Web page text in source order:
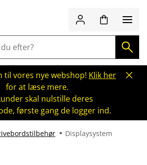
til vores nye webshop! Klik her
for at læse mere.
skal nulstille deres
første gang de logger ind.
Displaysystem